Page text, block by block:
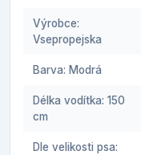
Výrobce:
Vsepropejska
Barva: Modrá
Délka vodítka: 150
cm
Dle velikosti psa: